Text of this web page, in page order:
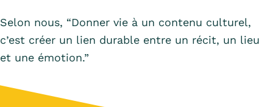
Selon nous, “Donner vie à un contenu culturel,
c’est créer un lien durable entre un récit, un lieu
et une émotion.”